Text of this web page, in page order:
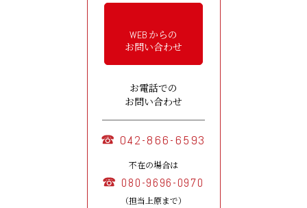
WEB からの
お問い合わせ
お電話での
お問い合わせ
042-866-6593
不在の場合は
080-9696-0970
（担当上原まで）